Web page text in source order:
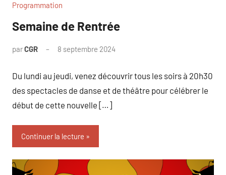
Programmation
Semaine de Rentrée
parCGR 8 septembre 2024
Du lundi au jeudi, venez découvrir tous les soirs à 20h30
des spectacles de danse et de théâtre pour célébrer le
début de cette nouvelle […]
Continuer la lecture